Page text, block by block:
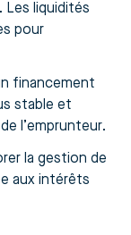
Les liquidités
pour
financement
stable et
l’emprunteur.
la gestion de
aux intérêts